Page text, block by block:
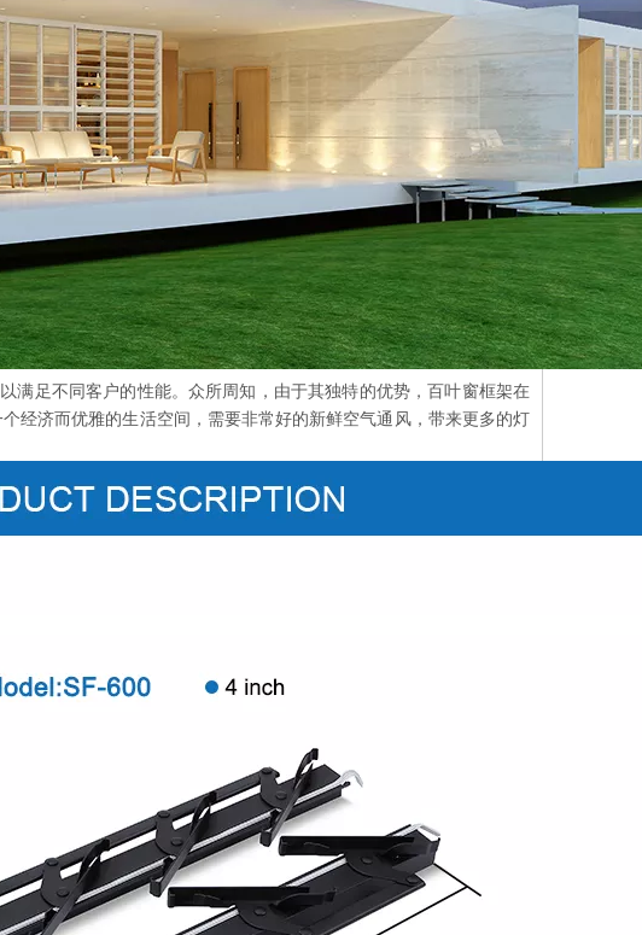
满足不同客户的性能。众所周知，由于其独特的优势，百叶窗框架在
经济而优雅的生活空间，需要非常好的新鲜空气通风，带来更多的灯